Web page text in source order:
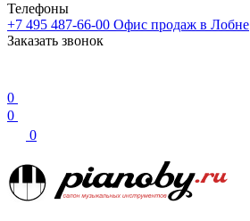
Телефоны
+7 495 487-66-00 Офис продаж в Лобне
Заказать звонок
0
0
0